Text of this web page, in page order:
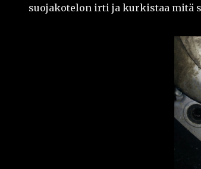
suojakotelon irti ja kurkistaa mitä